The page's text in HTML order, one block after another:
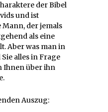
der Bibel
und ist
Mann, der jemals
als eine
Aber was man in
alles in Frage
Ihnen über ihn
Auszug: